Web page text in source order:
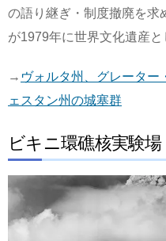
の語り継ぎ・制度撤廃を求
が1979年に世界文化遺産と
→ ヴォルタ州、グレーター
ェスタン州の城塞群
ビキニ環礁核実験場